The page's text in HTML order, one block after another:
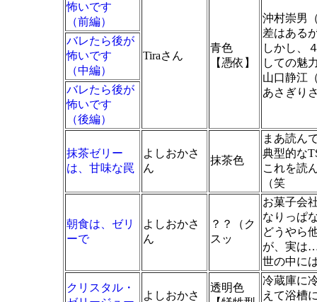
怖いです
（前編）
Tiraさん
青色
【憑依】
沖村崇男
差はある
しかし、
しての魅
山口静江
あさぎり
バレたら後が
怖いです
（中編）
バレたら後が
怖いです
（後編）
抹茶ゼリー
は、甘味な罠
よしおかさ
ん
抹茶色
まあ読ん
典型的な
これを読
（笑
朝食は、ゼリ
ーで
よしおかさ
ん
？？（ク
スッ
お菓子会
なりっぱ
どうやら
が、実
世の中に
クリスタル・
よしおかさ
透明色
冷蔵庫に
えて浴槽